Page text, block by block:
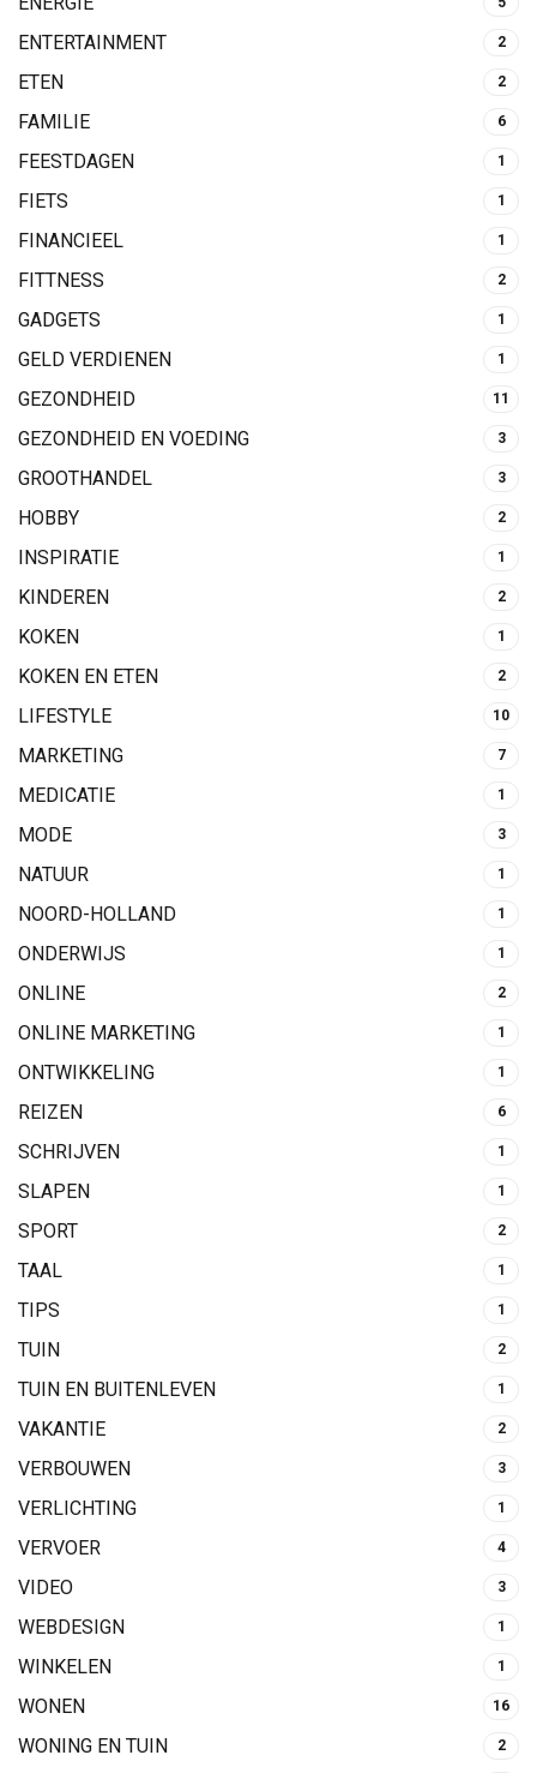
ENTERTAINMENT 2
ETEN 2
FAMILIE 6
FEESTDAGEN 1
FIETS 1
FINANCIEEL 1
FITTNESS 2
GADGETS 1
GELD VERDIENEN 1
GEZONDHEID 11
GEZONDHEID EN VOEDING 3
GROOTHANDEL 3
HOBBY 2
INSPIRATIE 1
KINDEREN 2
KOKEN 1
KOKEN EN ETEN 2
LIFESTYLE 10
MARKETING 7
MEDICATIE 1
MODE 3
NATUUR 1
NOORD-HOLLAND 1
ONDERWIJS 1
ONLINE 2
ONLINE MARKETING 1
ONTWIKKELING 1
REIZEN 6
SCHRIJVEN 1
SLAPEN 1
SPORT 2
TAAL 1
TIPS 1
TUIN 2
TUIN EN BUITENLEVEN 1
VAKANTIE 2
VERBOUWEN 3
VERLICHTING 1
VERVOER 4
VIDEO 3
WEBDESIGN 1
WINKELEN 1
WONEN 16
WONING EN TUIN 2